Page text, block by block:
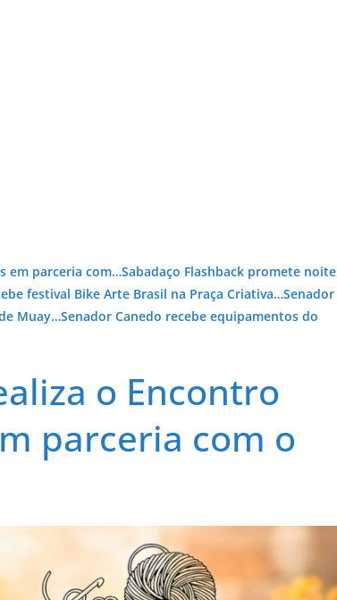
em parceria com…Sabadaço Flashback promete noite
festival Bike Arte Brasil na Praça Criativa…Senador
Muay…Senador Canedo recebe equipamentos do
o Encontro
parceria com o